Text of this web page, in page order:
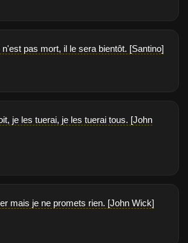
pas mort, il le sera bientôt. [Santino]
je les tuerai, je les tuerai tous. [John
mais je ne promets rien. [John Wick]